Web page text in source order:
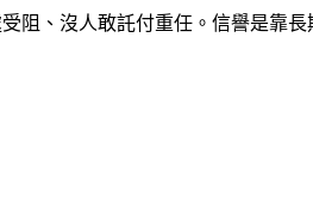
阻、沒人敢託付重任。信譽是靠